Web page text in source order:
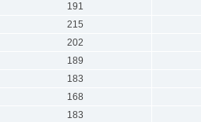
191
215
202
189
183
168
183